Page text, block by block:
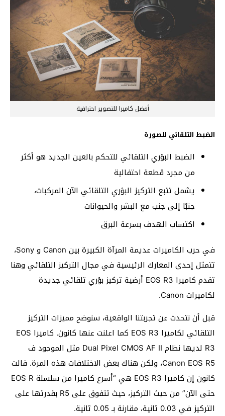
أفضل كاميرا للتصوير احترافية
الضبط التلقائي للصورة
الضبط البؤري التلقائي للتحكم بالعين الجديد هو أكثر
من مجرد قطعة احتفالية
يشمل تتبع التركيز البؤري التلقائي الآن المركبات،
جنبًا إلى جنب مع البشر والحيوانات
اكتساب الهدف بسرعة البرق
في حرب الكاميرات عديمة المرآة الكبيرة بين Canon و Sony،
تتمثل إحدى المعارك الرئيسية في مجال التركيز التلقائي وهنا
تقدم كاميرا EOS R3 أرضية تركيز بؤري تلقائي جديدة
لكاميرات Canon.
قبل أن نتحدث عن تجربتنا الواقعية، سنوضح مميزات التركيز
التلقائي لكاميرا EOS R3 كما اعلنت عنها كانون. كاميرا EOS
R3 لديها نظام Dual Pixel CMOS AF II مثل الموجود ف
Canon EOS R5، ولكن هناك بعض الاختلافات هذه المرة. قالت
كانون إن كاميرا EOS R3 هي “أسرع كاميرا من سلسلة EOS R
حتى الآن” من حيث التركيز، حيث تتفوق على R5 بقدرتها على
التركيز في 0.03 ثانية، مقارنة بـ 0.05 ثانية.